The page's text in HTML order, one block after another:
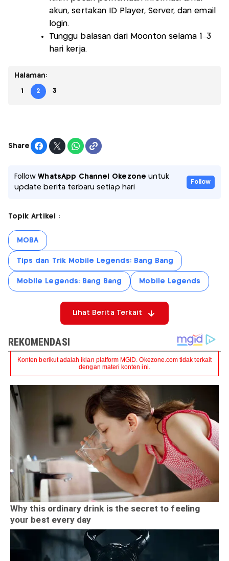
akun, sertakan ID Player, Server, dan email
login.
Tunggu balasan dari Moonton selama 1–3
hari kerja.
Halaman:
1 2 3
Share
FollowWhatsApp Channel Okezone untuk
update berita terbaru setiap hari
Follow
Topik Artikel :
MOBA
Tips dan Trik Mobile Legends: Bang Bang
Mobile Legends: Bang Bang Mobile Legends
Lihat Berita Terkait